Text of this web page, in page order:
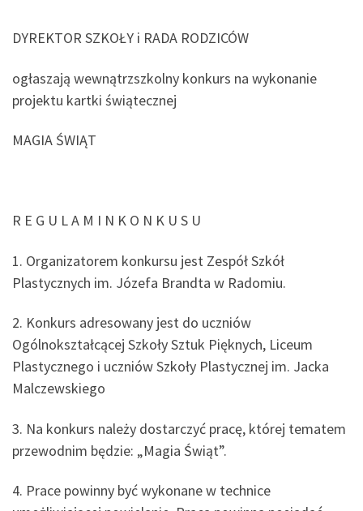
DYREKTOR SZKOŁY i RADA RODZICÓW
ogłaszają wewnątrzszkolny konkurs na wykonanie
projektu kartki świątecznej
MAGIA ŚWIĄT
R E G U L A M I N K O N K U S U
1. Organizatorem konkursu jest Zespół Szkół
Plastycznych im. Józefa Brandta w Radomiu.
2. Konkurs adresowany jest do uczniów
Ogólnokształcącej Szkoły Sztuk Pięknych, Liceum
Plastycznego i uczniów Szkoły Plastycznej im. Jacka
Malczewskiego
3. Na konkurs należy dostarczyć pracę, której tematem
przewodnim będzie: „Magia Świąt”.
4. Prace powinny być wykonane w technice